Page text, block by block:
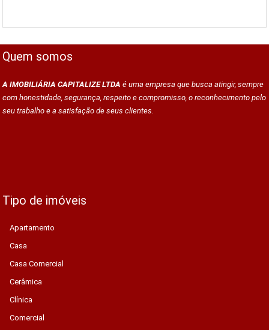
Quem somos
A IMOBILIÁRIA CAPITALIZE LTDA é uma empresa que busca atingir, sempre
com honestidade, segurança, respeito e compromisso, o reconhecimento pelo
seu trabalho e a satisfação de seus clientes.
Tipo de imóveis
Apartamento
Casa
Casa Comercial
Cerâmica
Clínica
Comercial